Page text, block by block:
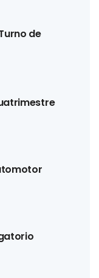
de